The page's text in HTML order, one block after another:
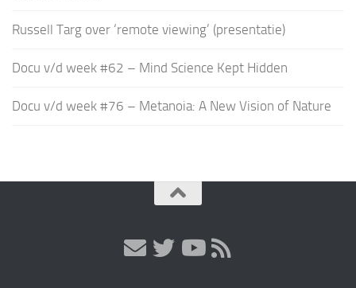
Russell Targ over ‘remote viewing’ (presentatie)
Docu v/d week #62 – Mind Science Kept Hidden
Docu v/d week #76 – Metanoia: A New Vision of Nature